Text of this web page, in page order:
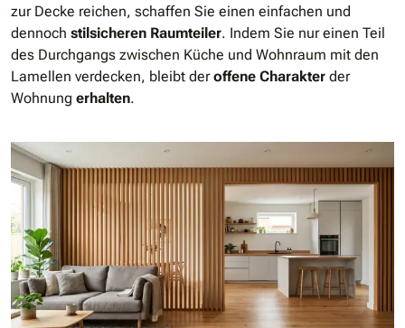
zur Decke reichen, schaffen Sie einen einfachen und
dennoch stilsicheren Raumteiler. Indem Sie nur einen Teil
des Durchgangs zwischen Küche und Wohnraum mit den
Lamellen verdecken, bleibt deroffene Charakter der
Wohnung erhalten.